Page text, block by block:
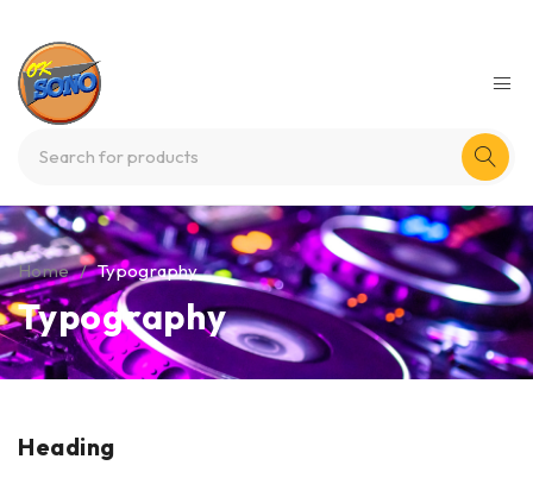
Typography
Home / Typography
Heading